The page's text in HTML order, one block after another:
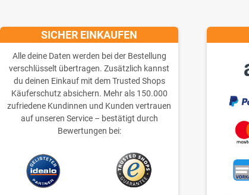
SICHER EINKAUFEN
Alle deine Daten werden bei der Bestellung
verschlüsselt übertragen. Zusätzlich kannst
du deinen Einkauf mit dem Trusted Shops
Käuferschutz absichern. Mehr als 150.000
zufriedene Kundinnen und Kunden vertrauen
auf unseren Service – bestätigt durch
Bewertungen bei: